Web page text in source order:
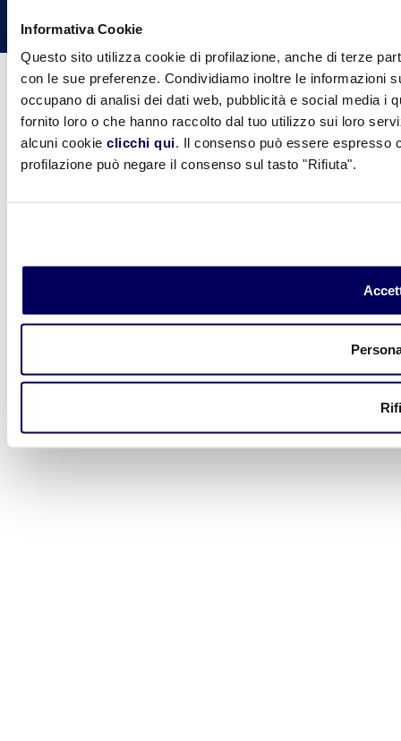
Informativa Cookie
Questo sito utilizza cookie di profilazione, anche di terze
con le sue preferenze. Condividiamo inoltre le informazioni
occupano di analisi dei dati web, pubblicità e social media i
fornito loro o che hanno raccolto dal tuo utilizzo sui loro
alcuni cookie clicchi qui. Il consenso può essere espresso
profilazione può negare il consenso sul tasto "Rifiuta".